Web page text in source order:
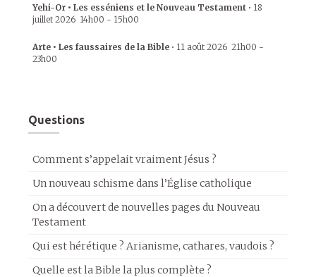
Yehi-Or • Les esséniens et le Nouveau Testament • 18
juillet 2026 14h00 - 15h00
Arte • Les faussaires de la Bible • 11 août 2026 21h00 -
23h00
Questions
Comment s’appelait vraiment Jésus ?
Un nouveau schisme dans l’Église catholique
On a découvert de nouvelles pages du Nouveau
Testament
Qui est hérétique ? Arianisme, cathares, vaudois ?
Quelle est la Bible la plus complète ?